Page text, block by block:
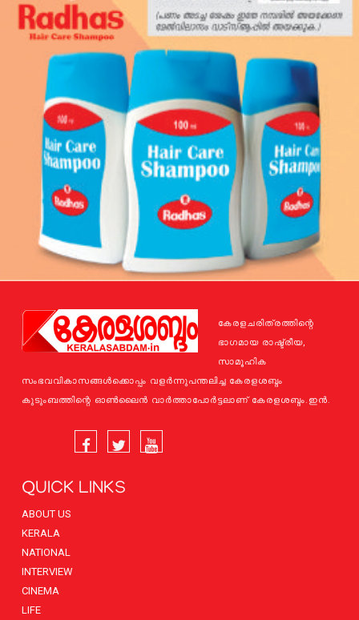
കേരളചരിത്രത്തിന്റെ
ഭാഗമായ രാഷ്ട്രീയ,
സാമൂഹിക
സംഭവവികാസങ്ങള്‍ക്കൊപ്പം വളര്‍ന്നുപന്തലിച്ച കേരളശബ്ദം
കുടുംബത്തിന്റെ ഓണ്‍ലൈന്‍ വാര്‍ത്താപോര്‍ട്ടലാണ് കേരളശബ്ദം.ഇന്‍.
QUICK LINKS
ABOUT US
KERALA
NATIONAL
INTERVIEW
CINEMA
LIFE